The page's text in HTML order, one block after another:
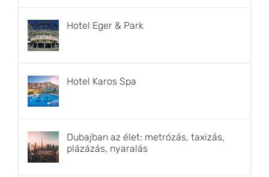
Hotel Eger & Park
Hotel Karos Spa
Dubajban az élet: metrózás, taxizás,
plázázás, nyaralás